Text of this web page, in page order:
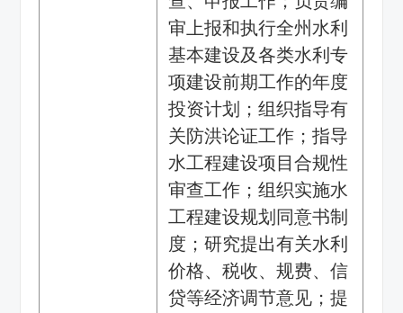
审上报和执行全州水利
基本建设及各类水利专
项建设前期工作的年度
投资计划；组织指导有
关防洪论证工作；指导
水工程建设项目合规性
审查工作；组织实施水
工程建设规划同意书制
度；研究提出有关水利
价格、税收、规费、信
贷等经济调节意见；提